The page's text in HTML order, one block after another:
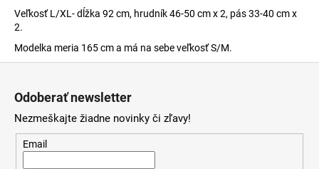
Veľkosť L/XL- dĺžka 92 cm, hrudník 46-50 cm x 2, pás 33-40 cm x
2.
Modelka meria 165 cm a má na sebe veľkosť S/M.
Odoberať newsletter
Nezmeškajte žiadne novinky či zľavy!
Email